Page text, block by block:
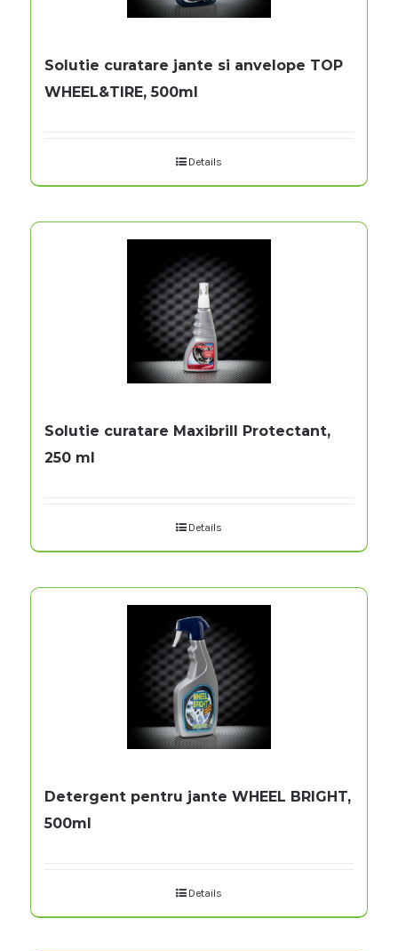
Solutie curatare jante si anvelope TOP
WHEEL&TIRE, 500ml
Details
Solutie curatare Maxibrill Protectant,
250 ml
Details
Detergent pentru jante WHEEL BRIGHT,
500ml
Details